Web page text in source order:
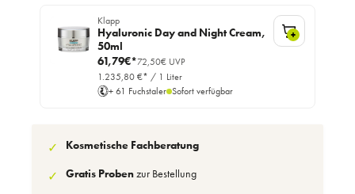
Klapp
Hyaluronic Day and Night Cream,
50ml
61,79€*72,50€ UVP
1.235,80 €* / 1 Liter
+ 61 Fuchstaler Sofort verfügbar
+
✓ Kosmetische Fachberatung
✓ Gratis Probenzur Bestellung